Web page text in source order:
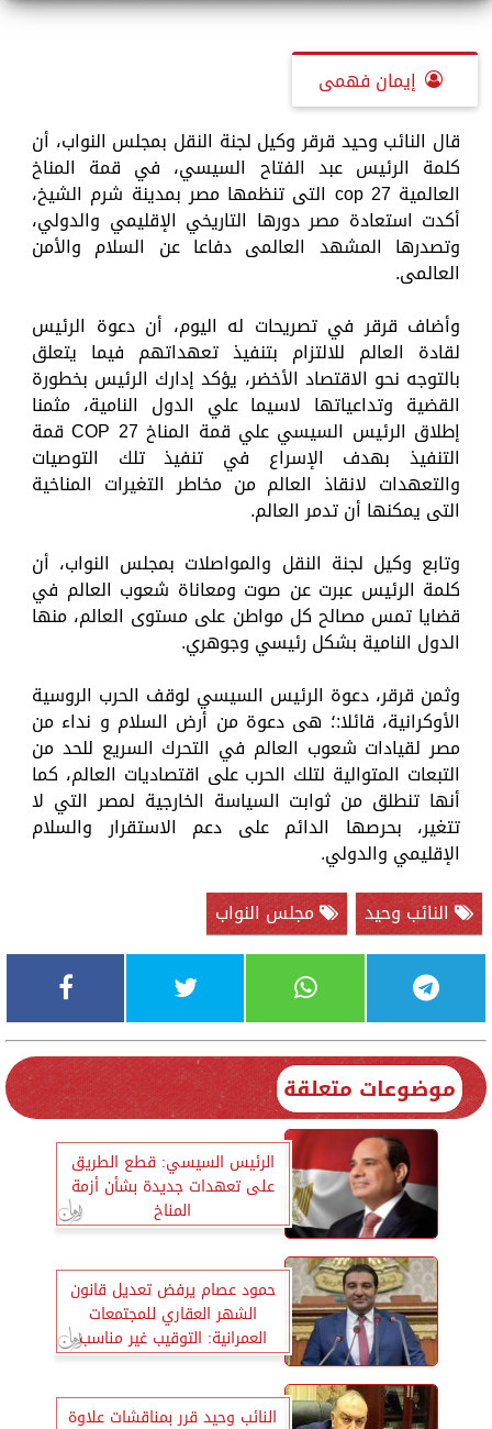
إيمان فهمى
قال النائب وحيد قرقر وكيل لجنة النقل بمجلس النواب، أن
كلمة الرئيس عبد الفتاح السيسي، في قمة المناخ
العالمية cop 27 التى تنظمها مصر بمدينة شرم الشيخ،
أكدت استعادة مصر دورها التاريخي الإقليمي والدولي،
وتصدرها المشهد العالمى دفاعا عن السلام والأمن
العالمى.
وأضاف قرقر في تصريحات له اليوم، أن دعوة الرئيس
لقادة العالم للالتزام بتنفيذ تعهداتهم فيما يتعلق
بالتوجه نحو الاقتصاد الأخضر، يؤكد إدارك الرئيس بخطورة
القضية وتداعياتها لاسيما علي الدول النامية، مثمنا
إطلاق الرئيس السيسي علي قمة المناخ COP 27 قمة
التنفيذ بهدف الإسراع في تنفيذ تلك التوصيات
والتعهدات لانقاذ العالم من مخاطر التغيرات المناخية
التى يمكنها أن تدمر العالم.
وتابع وكيل لجنة النقل والمواصلات بمجلس النواب، أن
كلمة الرئيس عبرت عن صوت ومعاناة شعوب العالم في
قضايا تمس مصالح كل مواطن على مستوى العالم، منها
الدول النامية بشكل رئيسي وجوهري.
وثمن قرقر، دعوة الرئيس السيسي لوقف الحرب الروسية
الأوكرانية، قائلا:؛ هى دعوة من أرض السلام و نداء من
مصر لقيادات شعوب العالم في التحرك السريع للحد من
التبعات المتوالية لتلك الحرب على اقتصاديات العالم، كما
أنها تنطلق من ثوابت السياسة الخارجية لمصر التي لا
تتغير، بحرصها الدائم على دعم الاستقرار والسلام
الإقليمي والدولي.
النائب وحيد
مجلس النواب
موضوعات متعلقة
الرئيس السيسي: قطع الطريق
على تعهدات جديدة بشأن أزمة
المناخ
حمود عصام يرفض تعديل قانون
الشهر العقاري للمجتمعات
العمرانية: التوقيب غير مناسب
النائب وحيد قرر بمناقشات علاوة